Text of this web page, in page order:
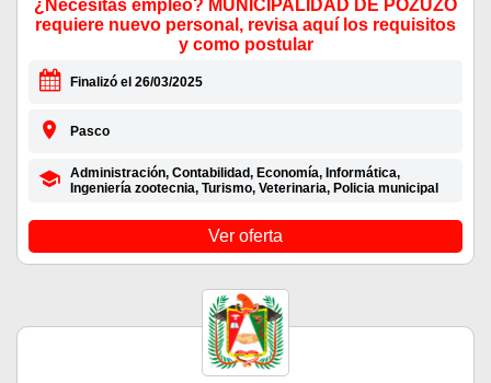
¿Necesitas empleo? MUNICIPALIDAD DE POZUZO
requiere nuevo personal, revisa aquí los requisitos
y como postular
Finalizó el 26/03/2025
Pasco
Administración, Contabilidad, Economía, Informática,
Ingeniería zootecnia, Turismo, Veterinaria, Policia municipal
Ver oferta